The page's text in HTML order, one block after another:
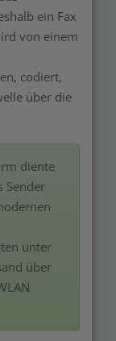
ein Fax
von einem
codiert,
über die
diente
Sender
unter
über